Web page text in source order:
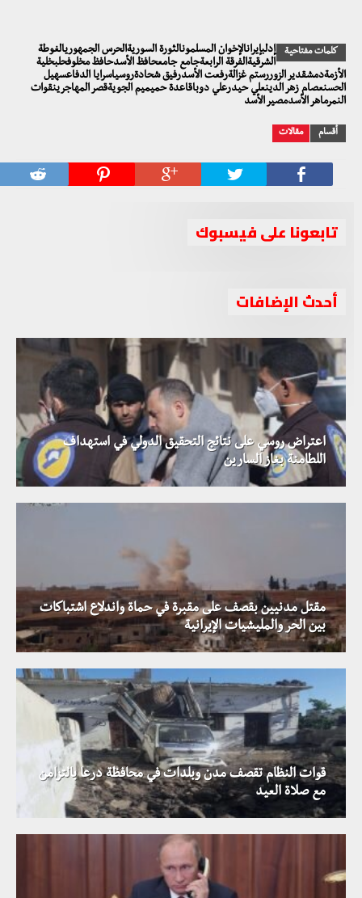
كلمات مفتاحية
إدلبإيرانالإخوان المسلمونالثورة السوريةالحرس الجمهوريالغوطة
الشرقيةالفرقة الرابعةجامع جامعحافظ الأسدحافظ مخلوفحلبخلية
الأزمةدمشقدير الزوررستم غزالةرفعت الأسدرفيق شحادةروسياسرايا الدفاعسهيل
الحسنعصام زهر الدينعلي حيدرعلي دوباقاعدة حميميم الجويةقصر المهاجرينقوات
النمرماهر الأسدمصير الأسد
أقسام مقالات
تابعونا على فيسبوك
أحدث الإضافات
اعتراض روسي على نتائج التحقيق الدولي في استهداف
اللطامنة بغاز السارين
مقتل مدنيين بقصف على مقبرة في حماة واندلاع اشتباكات
بين الحر والمليشيات الإيرانية
قوات النظام تقصف مدن وبلدات في محافظة درعا بالتزامن
مع صلاة العيد